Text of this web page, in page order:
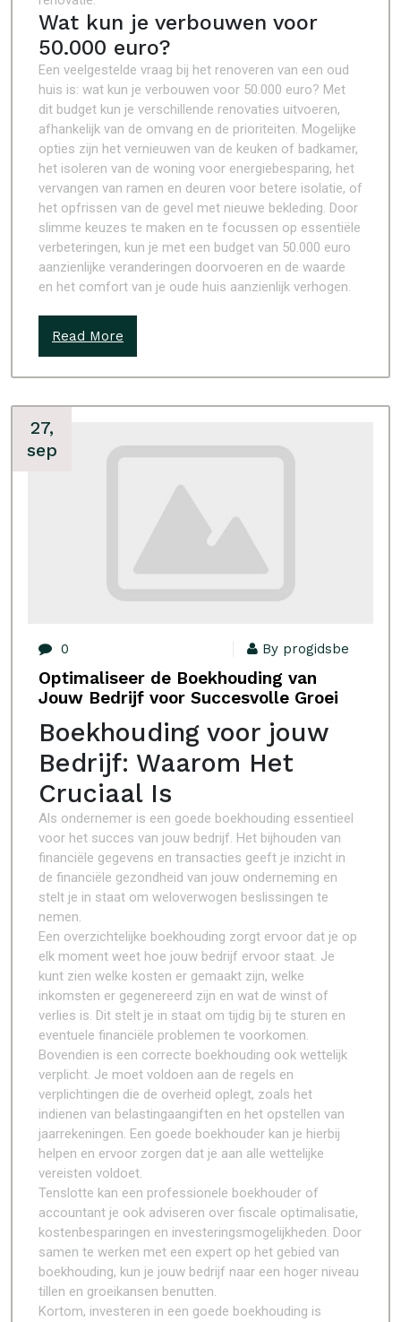
Wat kun je verbouwen voor
50.000 euro?
Een veelgestelde vraag bij het renoveren van een oud
huis is: wat kun je verbouwen voor 50.000 euro? Met
dit budget kun je verschillende renovaties uitvoeren,
afhankelijk van de omvang en de prioriteiten. Mogelijke
opties zijn het vernieuwen van de keuken of badkamer,
het isoleren van de woning voor energiebesparing, het
vervangen van ramen en deuren voor betere isolatie, of
het opfrissen van de gevel met nieuwe bekleding. Door
slimme keuzes te maken en te focussen op essentiële
verbeteringen, kun je met een budget van 50.000 euro
aanzienlijke veranderingen doorvoeren en de waarde
en het comfort van je oude huis aanzienlijk verhogen.
Read More
27,
sep
0 By progidsbe
Optimaliseer de Boekhouding van
Jouw Bedrijf voor Succesvolle Groei
Boekhouding voor jouw
Bedrijf: Waarom Het
Cruciaal Is
Als ondernemer is een goede boekhouding essentieel
voor het succes van jouw bedrijf. Het bijhouden van
financiële gegevens en transacties geeft je inzicht in
de financiële gezondheid van jouw onderneming en
stelt je in staat om weloverwogen beslissingen te
nemen.
Een overzichtelijke boekhouding zorgt ervoor dat je op
elk moment weet hoe jouw bedrijf ervoor staat. Je
kunt zien welke kosten er gemaakt zijn, welke
inkomsten er gegenereerd zijn en wat de winst of
verlies is. Dit stelt je in staat om tijdig bij te sturen en
eventuele financiële problemen te voorkomen.
Bovendien is een correcte boekhouding ook wettelijk
verplicht. Je moet voldoen aan de regels en
verplichtingen die de overheid oplegt, zoals het
indienen van belastingaangiften en het opstellen van
jaarrekeningen. Een goede boekhouder kan je hierbij
helpen en ervoor zorgen dat je aan alle wettelijke
vereisten voldoet.
Tenslotte kan een professionele boekhouder of
accountant je ook adviseren over fiscale optimalisatie,
kostenbesparingen en investeringsmogelijkheden. Door
samen te werken met een expert op het gebied van
boekhouding, kun je jouw bedrijf naar een hoger niveau
tillen en groeikansen benutten.
Kortom, investeren in een goede boekhouding is